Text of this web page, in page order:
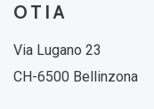
OTIA
Via Lugano 23
CH-6500 Bellinzona